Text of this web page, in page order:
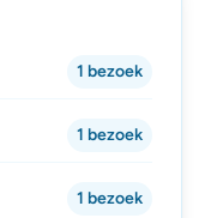
1 bezoek
1 bezoek
1 bezoek